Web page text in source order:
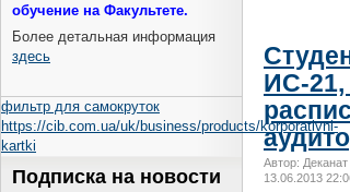
ИС-
Автор: Деканат
13.06.2013
обучение на Факультете.
Более детальная информация
здесь
фильтр для самокруток
https://cib.com.ua/uk/business/products/korporativni-
kartki
Подписка на новости